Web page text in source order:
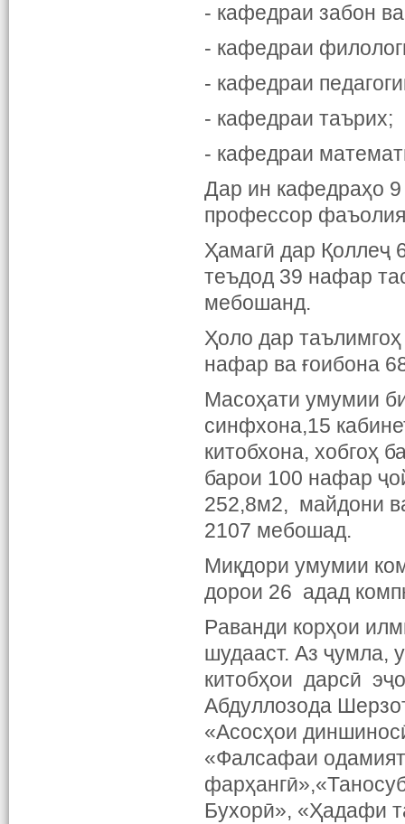
- кафедраи забон
- кафедраи
- кафедраи
- кафедраи таърих;
- кафедраи
Дар ин кафедраҳо
профессор
Ҳамагӣ дар Қоллеҷ
теъдод 39 нафар
мебошанд.
Ҳоло дар
нафар ва ғоибона
Масоҳати умумии
синфхона,15
китобхона, хобгоҳ
барои 100 нафар
252,8м2, майдони
2107 мебошад.
Миқдори умумии
дорои 26 адад
Paванди корҳои
шудааст. Аз ҷумла,
китобҳои дарсӣ
Абдуллозода
«Асосҳои
«Фалсафаи
Бухорӣ», «Ҳадафи